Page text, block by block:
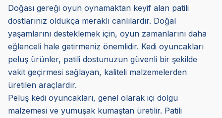
Doğası gereği oyun oynamaktan keyif alan patili
dostlarınız oldukça meraklı canlılardır. Doğal
yaşamlarını desteklemek için, oyun zamanlarını daha
eğlenceli hale getirmeniz önemlidir. Kedi oyuncakları
peluş ürünler, patili dostunuzun güvenli bir şekilde
vakit geçirmesi sağlayan, kaliteli malzemelerden
üretilen araçlardır.
Peluş kedi oyuncakları, genel olarak içi dolgu
malzemesi ve yumuşak kumaştan üretilir. Patili